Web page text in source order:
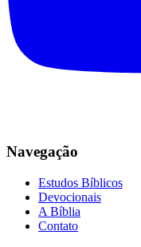
Navegação
Estudos Bíblicos
Devocionais
A Bíblia
Contato